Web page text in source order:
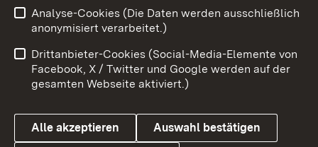
Benutzungshinweise
Barrierefreiheit
Datenschutz
Cookies
Analyse-Cookies (Die Daten werden ausschließlich
anonymisiert verarbeitet.)
Drittanbieter-Cookies (Social-Media-Elemente von
Facebook, X / Twitter und Google werden auf der
gesamten Webseite aktiviert.)
Alle akzeptieren Auswahl bestätigen